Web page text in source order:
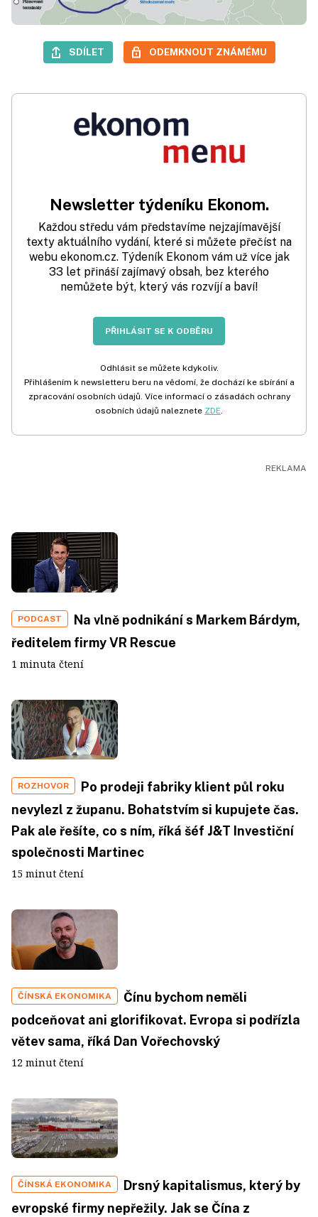
SDÍLET ODEMKNOUT ZNÁMÉMU
Newsletter týdeníku Ekonom.
Každou středu vám představíme nejzajímavější
texty aktuálního vydání, které si můžete přečíst na
webu ekonom.cz. Týdeník Ekonom vám už více jak
33 let přináší zajímavý obsah, bez kterého
nemůžete být, který vás rozvíjí a baví!
PŘIHLÁSIT SE K ODBĚRU
Odhlásit se můžete kdykoliv.
Přihlášením k newsletteru beru na vědomí, že dochází ke sbírání a
zpracování osobních údajů. Více informací o zásadách ochrany
osobních údajů naleznete ZDE.
PODCAST
Na vlně podnikání s Markem Bárdym,
ředitelem firmy VR Rescue
1 minuta čtení
ROZHOVOR
Po prodeji fabriky klient půl roku
nevylezl z županu. Bohatstvím si kupujete čas.
Pak ale řešíte, co s ním, říká šéf J&T Investiční
společnosti Martinec
15 minut čtení
ČÍNSKÁ EKONOMIKA
Čínu bychom neměli
podceňovat ani glorifikovat. Evropa si podřízla
větev sama, říká Dan Vořechovský
12 minut čtení
ČÍNSKÁ EKONOMIKA
Drsný kapitalismus, který by
evropské firmy nepřežily. Jak se Čína z